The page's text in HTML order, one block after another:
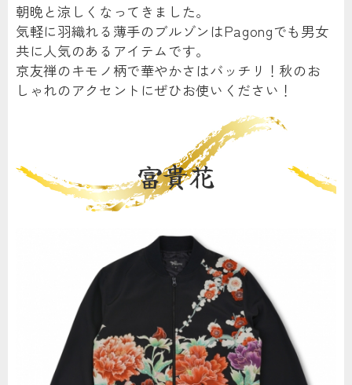
朝晩と涼しくなってきました。
気軽に羽織れる薄手のブルゾンはPagongでも男女
共に人気のあるアイテムです。
京友禅のキモノ柄で華やかさはバッチリ！秋のお
しゃれのアクセントにぜひお使いください！
富貴花